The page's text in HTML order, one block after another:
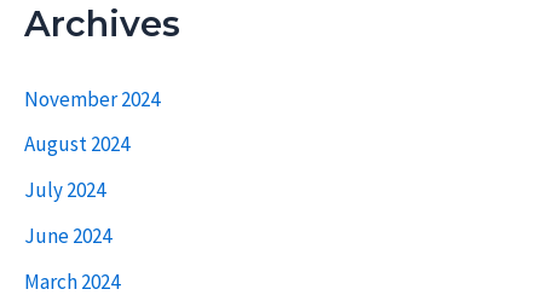
Archives
November 2024
August 2024
July 2024
June 2024
March 2024